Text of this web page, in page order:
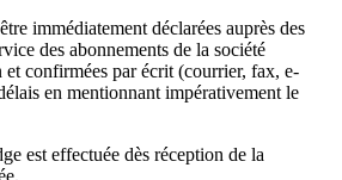
immédiatement déclarées auprès des
des abonnements de la société
confirmées par écrit (courrier, fax, e-
en mentionnant impérativement le
est effectuée dès réception de la